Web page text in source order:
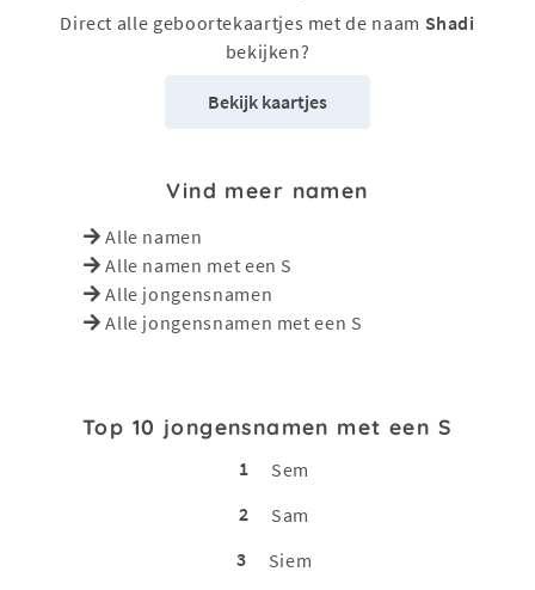
Direct alle geboortekaartjes met de naam Shadi
bekijken?
Bekijk kaartjes
Vind meer namen
Alle namen
Alle namen met een S
Alle jongensnamen
Alle jongensnamen met een S
Top 10 jongensnamen met een S
1
Sem
2
Sam
3
Siem